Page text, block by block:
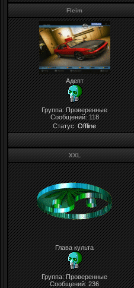
Fleim
Адепт
Группа: Проверенные
Сообщений:118
Статус:Offline
XXL
Глава культа
Группа: Проверенные
Сообщений:236